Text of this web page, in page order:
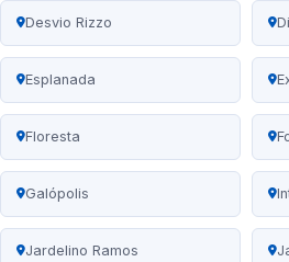
Desvio Rizzo
Esplanada
Floresta
Galópolis
Jardelino Ramos